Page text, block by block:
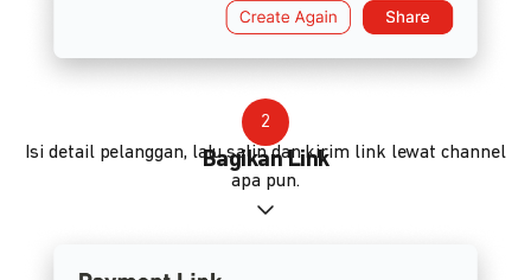
2
Bagikan Link
Isi detail pelanggan, lalu salin dan kirim link lewat channel
apa pun.